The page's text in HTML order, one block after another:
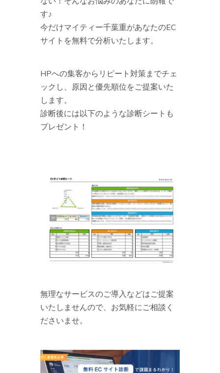
す♪
今だけマイティー千葉重があなたのEC
サイトを無料で分析いたします。
HPへの集客からリピート対策までチェ
ックし、原因と優先順位をご提案いた
します。
診断後には以下のような診断シートも
プレゼント！
無理なサービスのご導入などはご提案
いたしませんので、お気軽にご相談く
ださいませ。